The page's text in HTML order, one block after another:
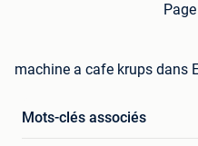
machine a cafe krups dans
Mots-clés associés